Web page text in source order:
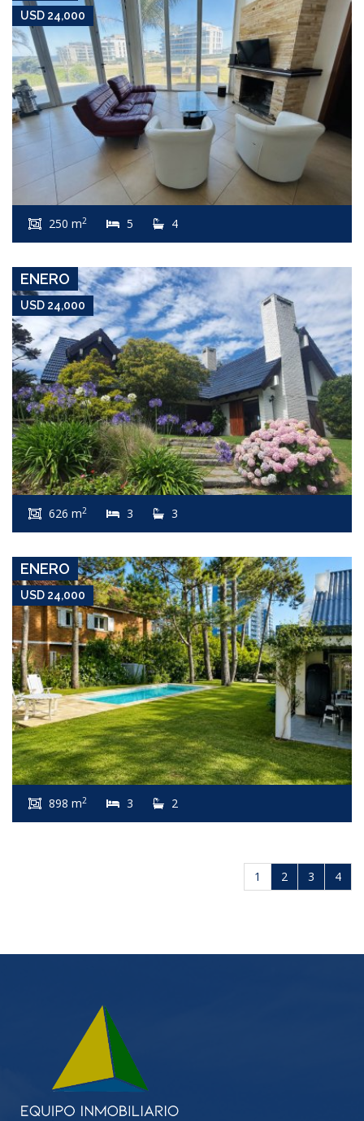
USD 24,000
250 m2 5 4
USD 24,000
Apartamento #7699
SAN RAFAEL
ENERO
USD 24,000
626 m2 3 3
USD 24,000
Apartamento #8060
AIDY GRILL
ENERO
USD 24,000
898 m2 3 2
1 2 3 4